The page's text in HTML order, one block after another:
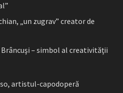
„un zugrav” creator de
– simbol al creativităţii
artistul-capodoperă